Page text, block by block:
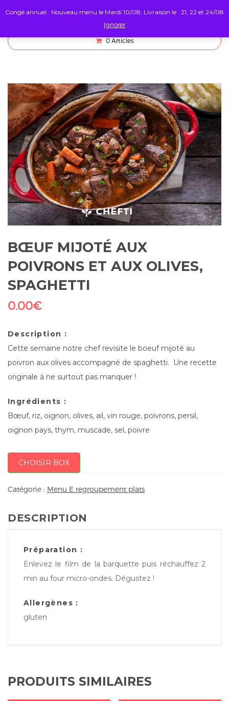
0 Articles
BŒUF MIJOTÉ AUX
POIVRONS ET AUX OLIVES,
SPAGHETTI
0.00€
Description :
Cette semaine notre chef revisite le boeuf mijoté au
poivron aux olives accompagné de spaghetti. Une recette
originale à ne surtout pas manquer !
Ingrédients :
Bœuf, riz, oignon, olives, ail, vin rouge, poivrons, persil,
oignon pays, thym, muscade, sel, poivre
CHOISIR BOX
Catégorie : Menu E regroupement plats
DESCRIPTION
Préparation :
Enlevez le film de la barquette puis réchauffez 2
min au four micro-ondes. Dégustez !
Allergènes :
gluten
PRODUITS SIMILAIRES
Congé annuel : Nouveau menu le Mardi 10/08, Livraison le : 21, 22 et 24/08
Ignorer